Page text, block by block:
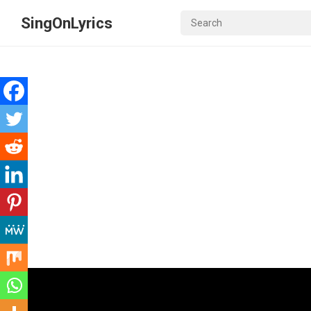
SingOnLyrics